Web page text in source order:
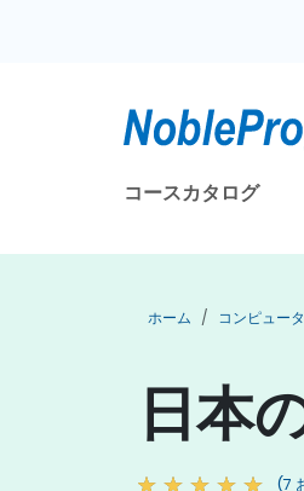
コースカタログ
ホーム コンピュー
日本
(7